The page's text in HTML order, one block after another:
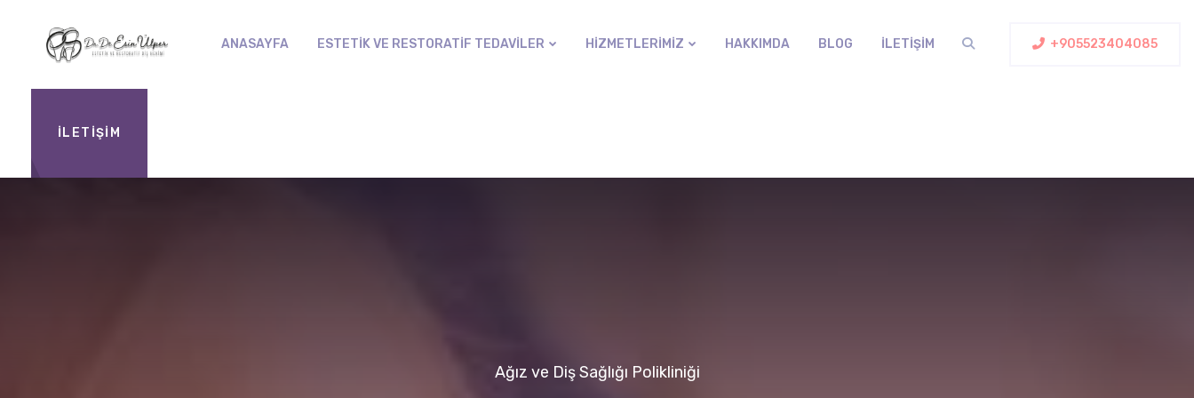
ANASAYFA ESTETIK VE RESTORATIF TEDAVILER HIZMETLERIMIZ HAKKIMDA BLOG İLETIŞIM +905523404085
İLETİŞİM
Ağız ve Diş Sağlığı Polikliniği